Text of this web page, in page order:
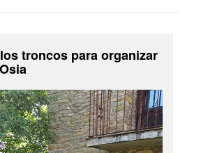
troncos para organizar